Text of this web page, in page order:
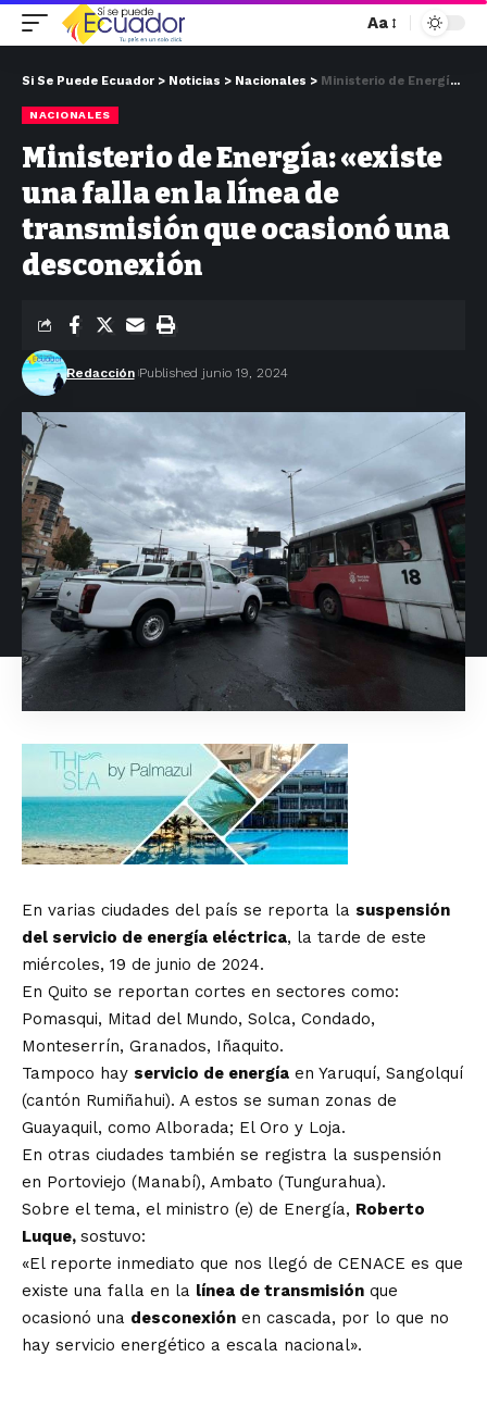
Aa
Si Se Puede Ecuador > Noticias > Nacionales > Ministerio de Energía: «existe una falla en la línea de transmisión que ocasionó una desconexión
NACIONALES
Ministerio de Energía: «existe
una falla en la línea de
transmisión que ocasionó una
desconexión
Redacción Published junio 19, 2024
En varias ciudades del país se reporta la suspensión
del servicio de energía eléctrica, la tarde de este
miércoles, 19 de junio de 2024.
En Quito se reportan cortes en sectores como:
Pomasqui, Mitad del Mundo, Solca, Condado,
Monteserrín, Granados, Iñaquito.
Tampoco hay servicio de energía en Yaruquí, Sangolquí
(cantón Rumiñahui). A estos se suman zonas de
Guayaquil, como Alborada; El Oro y Loja.
En otras ciudades también se registra la suspensión
en Portoviejo (Manabí), Ambato (Tungurahua).
Sobre el tema, el ministro (e) de Energía, Roberto
Luque, sostuvo:
«El reporte inmediato que nos llegó de CENACE es que
existe una falla en la línea de transmisión que
ocasionó una desconexión en cascada, por lo que no
hay servicio energético a escala nacional».